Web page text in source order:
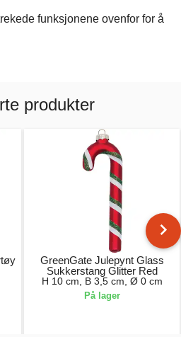
funksjonene ovenfor for å
produkter
GreenGate Julepynt Glass
Sukkerstang Glitter Red
H 10 cm, B 3,5 cm, Ø 0 cm
På lager